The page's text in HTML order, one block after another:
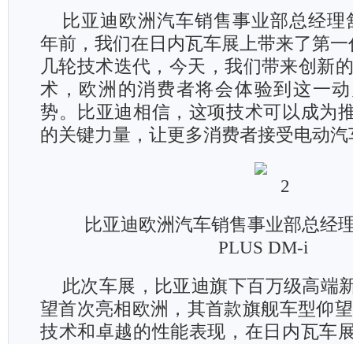
比亚迪欧洲汽车销售事业部总经理
年前，我们在日内瓦车展上带来了第
几轮技术迭代，今天，我们带来创新
术，欧洲的消费者将会体验到这一
势。比亚迪相信，这项技术可以成为
的关键力量，让更多消费者接受电动汽
比亚迪欧洲汽车销售事业部总经
PLUS DM-i
此次车展，比亚迪旗下百万级高端
望首次亮相欧洲，其首款旗舰车型仰
技术和卓越的性能表现，在日内瓦车